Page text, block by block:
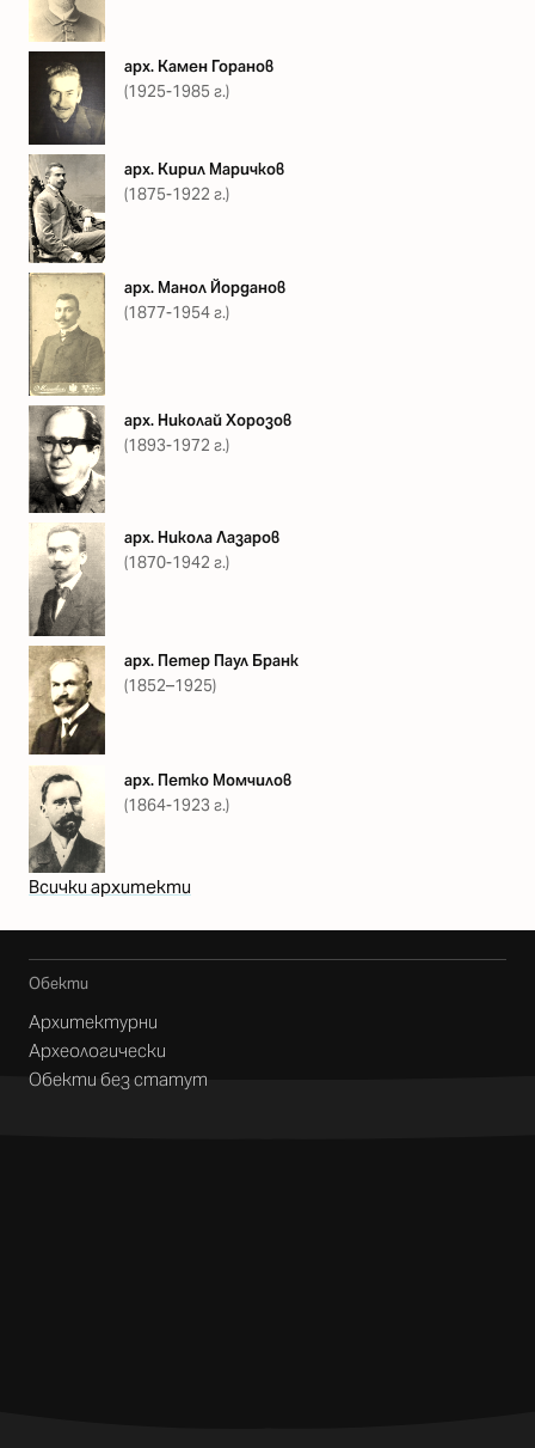
арх. Камен Горанов
(1925-1985 г.)
арх. Кирил Маричков
(1875-1922 г.)
арх. Манол Йорданов
(1877-1954 г.)
арх. Николай Хорозов
(1893-1972 г.)
арх. Никола Лазаров
(1870-1942 г.)
арх. Петер Паул Бранк
(1852–1925)
арх. Петко Момчилов
(1864-1923 г.)
Всички архитекти
Обекти
Архитектурни
Археологически
Обекти без статут